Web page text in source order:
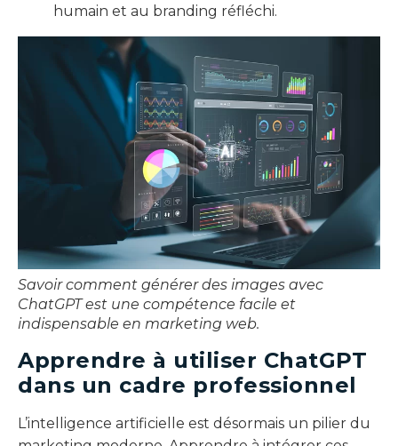
humain et au branding réfléchi.
Savoir comment générer des images avec
ChatGPT est une compétence facile et
indispensable en marketing web.
Apprendre à utiliser ChatGPT
dans un cadre professionnel
L’intelligence artificielle est désormais un pilier du